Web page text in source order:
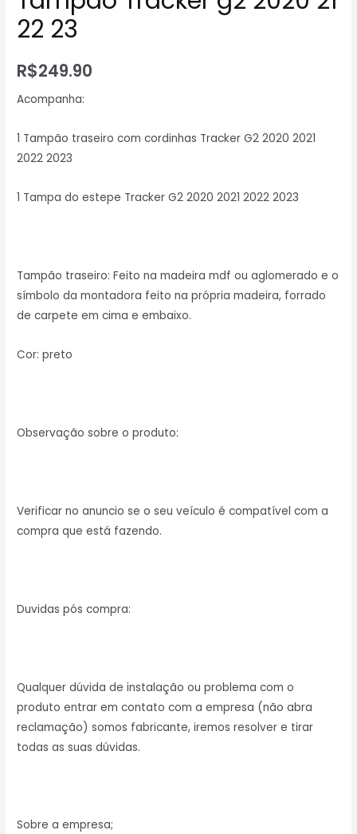
22 23
R$249.90
Acompanha:
1 Tampão traseiro com cordinhas Tracker G2 2020 2021
2022 2023
1 Tampa do estepe Tracker G2 2020 2021 2022 2023
Tampão traseiro: Feito na madeira mdf ou aglomerado e o
símbolo da montadora feito na própria madeira, forrado
de carpete em cima e embaixo.
Cor: preto
Observação sobre o produto:
Verificar no anuncio se o seu veículo é compatível com a
compra que está fazendo.
Duvidas pós compra:
Qualquer dúvida de instalação ou problema com o
produto entrar em contato com a empresa (não abra
reclamação) somos fabricante, iremos resolver e tirar
todas as suas dúvidas.
Sobre a empresa;